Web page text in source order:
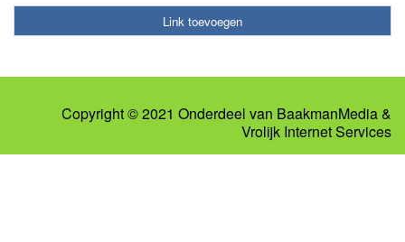
Link toevoegen
Copyright © 2021 Onderdeel van BaakmanMedia&
Vrolijk Internet Services